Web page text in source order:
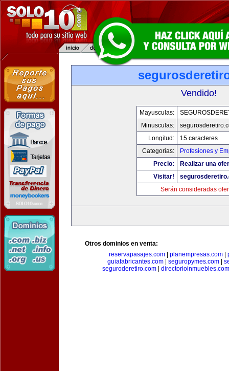
Vendido!
Mayusculas:
Minusculas:
Longitud:
15 caracteres
Categorias:
Profesiones y
Precio:
Realizar una
Visitar!
Serán consideradas
Otros dominios en venta:
reservapasajes.com
planempresas.com
guiafabricantes.com| seguropymes.com|
seguroderetiro.com| directorioinmuebles.com